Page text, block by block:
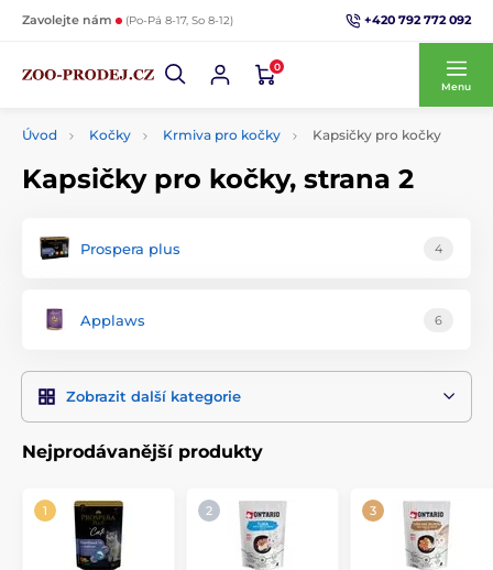
Zavolejte nám (Po-Pá 8-17, So 8-12) +420 792 772 092
0
Menu
Úvod Kočky Krmiva pro kočky Kapsičky pro kočky
Kapsičky pro kočky, strana 2
Prospera plus 4
Applaws 6
Zobrazit další kategorie
Nejprodávanější produkty